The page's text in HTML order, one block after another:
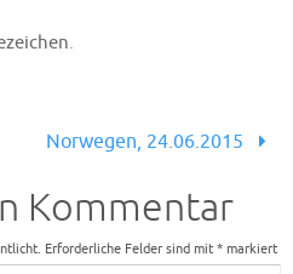
.
Norwegen, 24.06.2015
Kommentar
Erforderliche Felder sind mit * markiert